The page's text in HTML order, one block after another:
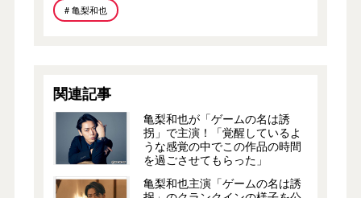
# 亀梨和也
関連記事
亀梨和也が「ゲームの名は誘
拐」で主演！「覚醒しているよ
うな感覚の中でこの作品の時間
を過ごさせてもらった」
亀梨和也主演「ゲームの名は誘